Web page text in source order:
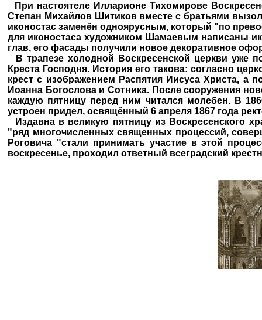
При настоятеле Илларионе Тихомирове
Степан Михайлов Шитиков вместе с братьями
иконостас заменён одноярусным, который "по
для иконостаса художником Шамаевым написаны
глав, его фасады получили новое декоративное
В трапезе холодной Воскресенской церкви уже
Креста Господня. История его такова: согласно
крест с изображением Распятия Иисуса Христа,
Иоанна Богослова и Сотника. После сооружения
каждую пятницу перед ним читался молебен. В
устроен придел, освящённый 6 апреля 1867 года
Издавна в великую пятницу из Воскресенского
"ряд многочисленных священных процессий,
Роговича "стали принимать участие в этой
воскресенье, проходил ответный всеградский